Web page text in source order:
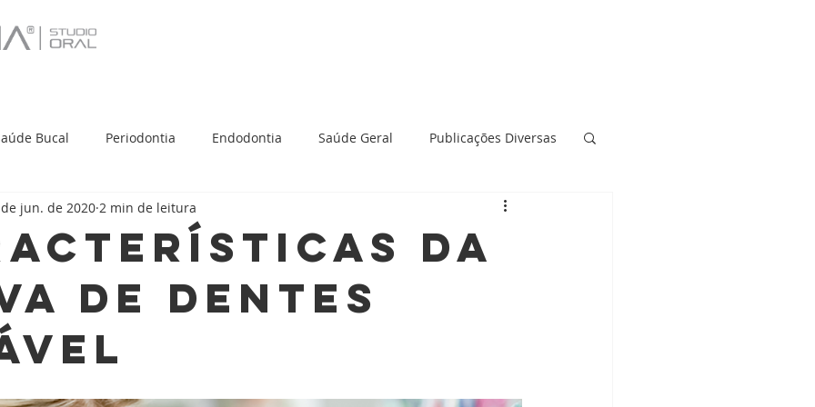
Bucal Periodontia Endodontia Saúde Geral Publicações Diversas
comunidade Turismo
DA
DE DENTES
jun. de 2020 2 min de leitura